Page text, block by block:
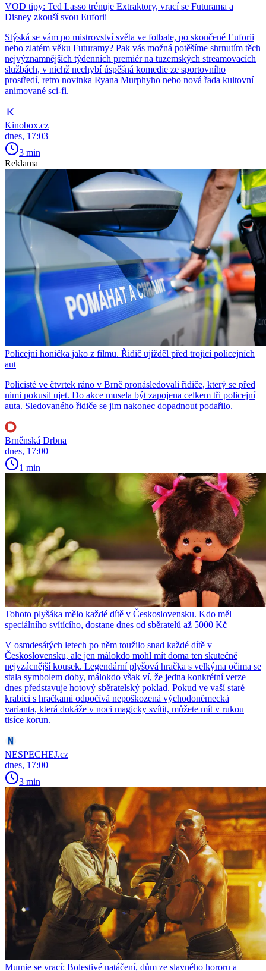
VOD tipy: Ted Lasso trénuje Extraktory, vrací se Futurama a
Disney zkouší svou Euforii
Stýská se vám po mistrovství světa ve fotbale, po skončené Euforii
nebo zlatém věku Futuramy? Pak vás možná potěšíme shrnutím těch
nejvýznamnějších týdenních premiér na tuzemských streamovacích
službách, v nichž nechybí úspěšná komedie ze sportovního
prostředí, retro novinka Ryana Murphyho nebo nová řada kultovní
animované sci-fi.
Kinobox.cz
dnes, 17:03
3 min
Reklama
Policejní honička jako z filmu. Řidič ujížděl před trojicí policejních
aut
Policisté ve čtvrtek ráno v Brně pronásledovali řidiče, který se před
nimi pokusil ujet. Do akce musela být zapojena celkem tři policejní
auta. Sledovaného řidiče se jim nakonec dopadnout podařilo.
Brněnská Drbna
dnes, 17:00
1 min
Tohoto plyšáka mělo každé dítě v Československu. Kdo měl
speciálního svítícího, dostane dnes od sběratelů až 5000 Kč
V osmdesátých letech po něm toužilo snad každé dítě v
Československu, ale jen málokdo mohl mít doma ten skutečně
nejvzácnější kousek. Legendární plyšová hračka s velkýma očima se
stala symbolem doby, málokdo však ví, že jedna konkrétní verze
dnes představuje hotový sběratelský poklad. Pokud ve vaší staré
krabici s hračkami odpočívá nepoškozená východoněmecká
varianta, která dokáže v noci magicky svítit, můžete mít v rukou
tisíce korun.
NESPECHEJ.cz
dnes, 17:00
3 min
Mumie se vrací: Bolestivé natáčení, dům ze slavného hororu a